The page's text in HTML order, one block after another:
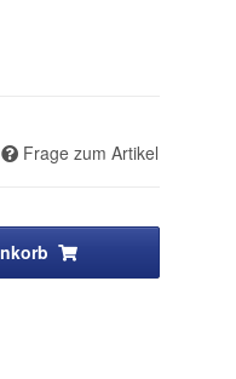
Frage zum Artikel